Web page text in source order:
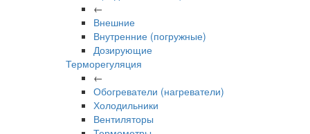
←
Внешние
Внутренние (погружные)
Дозирующие
Терморегуляция
←
Обогреватели (нагреватели)
Холодильники
Вентиляторы